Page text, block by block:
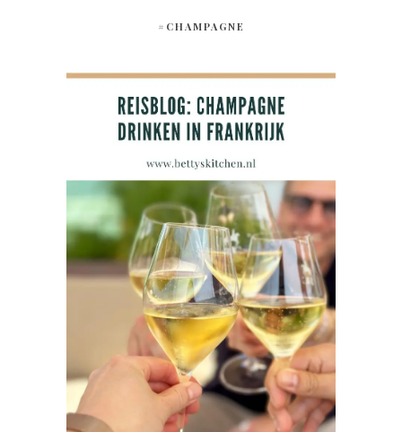
#CHAMPAGNE